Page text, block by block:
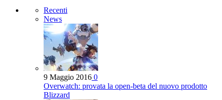
Recenti
News
9 Maggio 2016 0
Overwatch: provata la open-beta del nuovo prodotto
Blizzard